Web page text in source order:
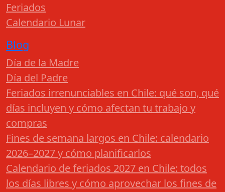
Feriados
Calendario Lunar
Blog
Día de la Madre
Día del Padre
Feriados irrenunciables en Chile: qué son, qué
días incluyen y cómo afectan tu trabajo y
compras
Fines de semana largos en Chile: calendario
2026–2027 y cómo planificarlos
Calendario de feriados 2027 en Chile: todos
los días libres y cómo aprovechar los fines de